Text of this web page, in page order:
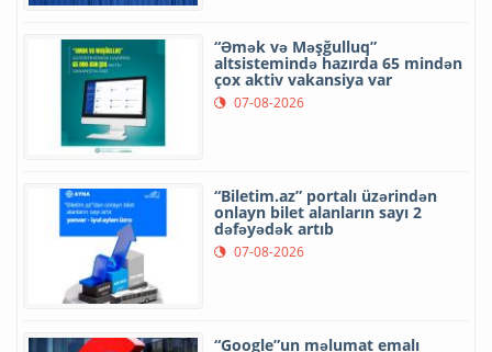
“Əmək və Məşğulluq”
altsistemində hazırda 65 mindən
çox aktiv vakansiya var
07-08-2026
“Biletim.az” portalı üzərindən
onlayn bilet alanların sayı 2
dəfəyədək artıb
07-08-2026
“Google”un məlumat emalı